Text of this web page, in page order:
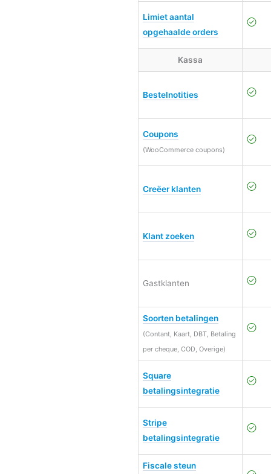
Limiet aantal
opgehaalde orders
Kassa
Bestelnotities
Coupons
(WooCommerce coupons)
Creëer klanten
Klant zoeken
Gastklanten
Soorten betalingen
(Contant, Kaart, DBT, Betaling
per cheque, COD, Overige)
Square
betalingsintegratie
Stripe
betalingsintegratie
Fiscale steun